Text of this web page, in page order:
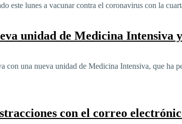
este lunes a vacunar contra el coronavirus con la
unidad de Medicina Intensiva
una nueva unidad de Medicina Intensiva, que ha
con el correo